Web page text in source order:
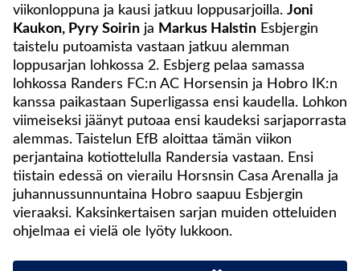
viikonloppuna ja kausi jatkuu loppusarjoilla. Joni
Kaukon, Pyry Soirin ja Markus Halstin Esbjergin
taistelu putoamista vastaan jatkuu alemman
loppusarjan lohkossa 2. Esbjerg pelaa samassa
lohkossa Randers FC:n AC Horsensin ja Hobro IK:n
kanssa paikastaan Superligassa ensi kaudella. Lohkon
viimeiseksi jäänyt putoaa ensi kaudeksi sarjaporrasta
alemmas. Taistelun EfB aloittaa tämän viikon
perjantaina kotiottelulla Randersia vastaan. Ensi
tiistain edessä on vierailu Horsnsin Casa Arenalla ja
juhannussunnuntaina Hobro saapuu Esbjergin
vieraaksi. Kaksinkertaisen sarjan muiden otteluiden
ohjelmaa ei vielä ole lyöty lukkoon.